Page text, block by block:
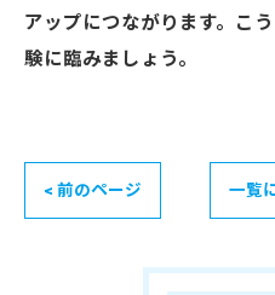
アップにつながります。こ
験に臨みましょう。
< 前のページ 一覧